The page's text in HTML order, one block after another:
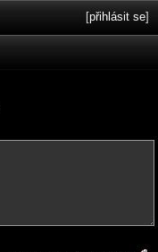
[přihlásit se]